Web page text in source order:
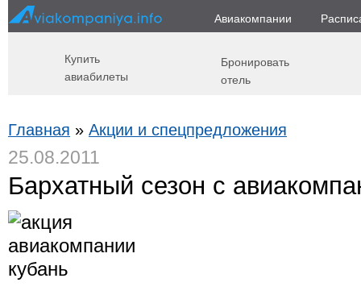
Авиакомпании
Купить
авиабилеты
Бронировать
отель
Главная » Акции и спецпредложения
25.08.2011
Бархатный сезон с